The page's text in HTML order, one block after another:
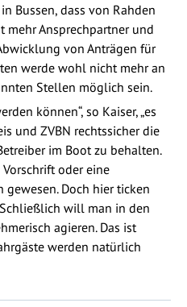
Bussen, dass von Rahden
Ansprechpartner und
von Anträgen für
werde wohl nicht mehr an
Stellen möglich sein.
können“, so Kaiser, „es
und ZVBN rechtssicher die
im Boot zu behalten.
oder eine
Doch hier ticken
will man in den
agieren. Das ist
werden natürlich